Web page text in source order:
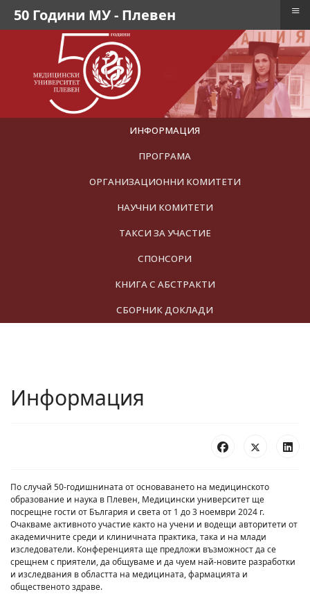
ИНФОРМАЦИЯ
ПРОГРАМА
ОРГАНИЗАЦИОННИ КОМИТЕТИ
НАУЧНИ КОМИТЕТИ
ТАКСИ ЗА УЧАСТИЕ
СПОНСОРИ
КНИГА С АБСТРАКТИ
СБОРНИК ДОКЛАДИ
Информация
По случай 50-годишнината от основаването на медицинското
образование и наука в Плевен, Медицински университет ще
посрещне гости от България и света от 1 до 3 ноември 2024 г.
Очакваме активното участие както на учени и водещи авторитети от
академичните среди и клиничната практика, така и на млади
изследователи. Конференцията ще предложи възможност да се
срещнем с приятели, да общуваме и да чуем най-новите разработки
и изследвания в областта на медицината, фармацията и
общественото здраве.
50 Години МУ - Плевен ≡